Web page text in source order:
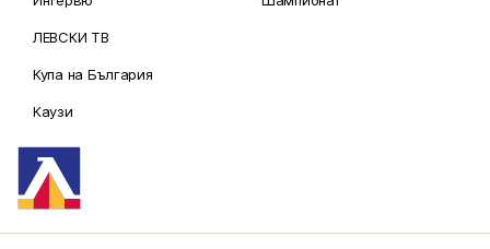
ЛЕВСКИ ТВ
Купа на България
Каузи